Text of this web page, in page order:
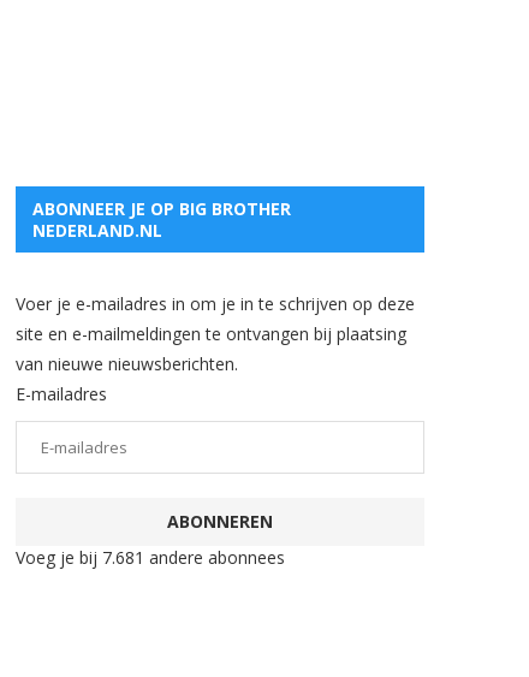
ABONNEER JE OP BIG BROTHER
NEDERLAND.NL
Voer je e-mailadres in om je in te schrijven op deze
site en e-mailmeldingen te ontvangen bij plaatsing
van nieuwe nieuwsberichten.
E-mailadres
ABONNEREN
Voeg je bij 7.681 andere abonnees